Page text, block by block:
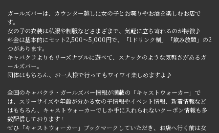
ガールズバーは、カウンター越しに女の子とお喋りやお酒を楽しむお店で
す。
女の子の衣装は私服や制服などさまざまで、気軽に立ち寄れるのが特徴♪
料金は基本的にセット2,500～5,000円で、「1ドリンク制」「飲み放題」の2
つがあります。
キャバクラよりもリーズナブルに遊べて、スナックのような気軽さがあるガ
ールズバー。
団体はもちろん、お一人様で行ってもワイワイ楽しめますよ♪
全国のキャバクラ・ガールズバー情報が満載の「キャストウォーカー」で
は、スリーサイズや年齢が分かる女の子情報やイベント情報、新着情報など
はもちろん、キャストウォーカーでしか手に入れられないクーポン情報も多
数配信しております！
ぜひ「キャストウォーカー」ブックマークしていただき、お店へ行く前は女